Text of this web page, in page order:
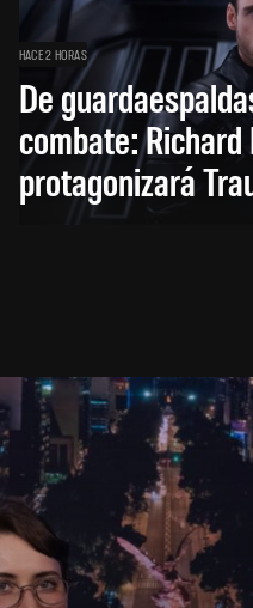
HACE 2 HORAS
De
combate:
protagonizará